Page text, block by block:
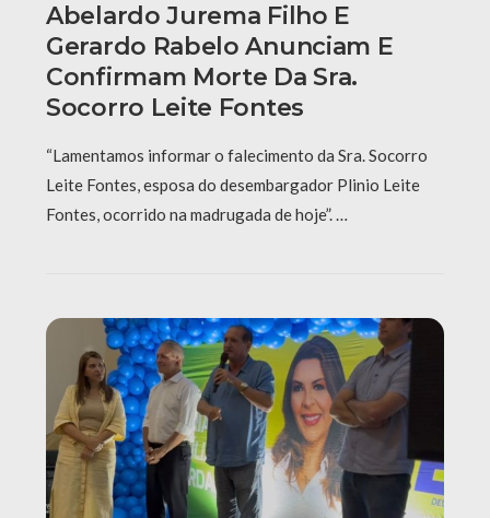
Abelardo Jurema Filho E
Gerardo Rabelo Anunciam E
Confirmam Morte Da Sra.
Socorro Leite Fontes
“Lamentamos informar o falecimento da Sra. Socorro
Leite Fontes, esposa do desembargador Plinio Leite
Fontes, ocorrido na madrugada de hoje”. …